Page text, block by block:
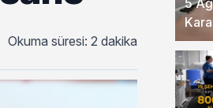
Okuma süresi: 2 dakika
5